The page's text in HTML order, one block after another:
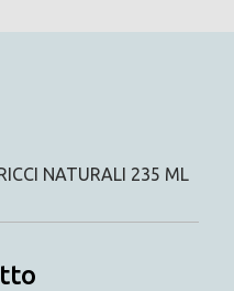
NATURALI 235 ML